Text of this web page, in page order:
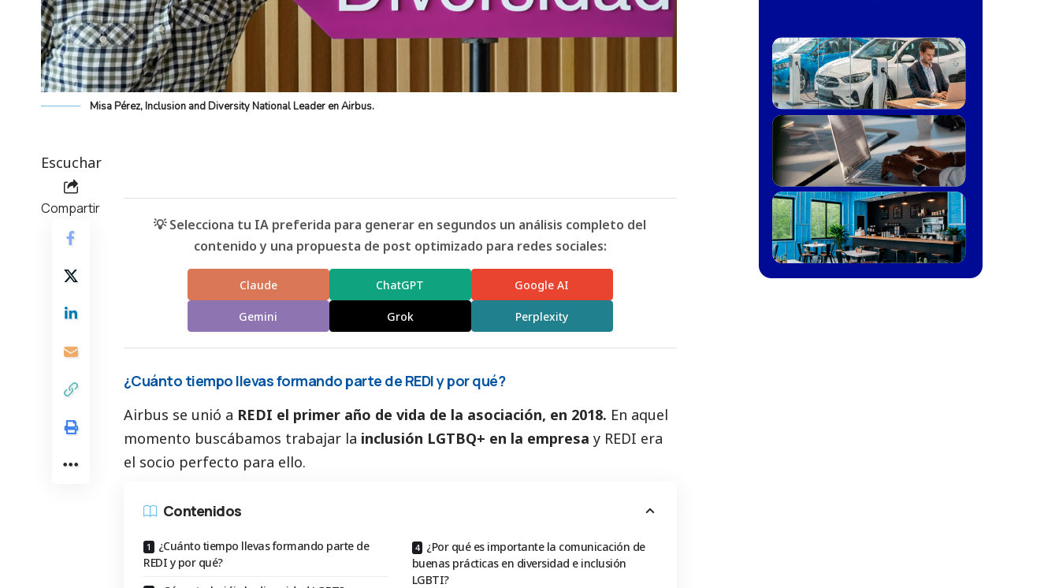
Misa Pérez, Inclusion and Diversity National Leader en Airbus.
Escuchar
Compartir
💡 Selecciona tu IA preferida para generar en segundos un análisis completo del
contenido y una propuesta de post optimizado para redes sociales:
Claude ChatGPT Google AI
Gemini Grok Perplexity
¿Cuánto tiempo llevas formando parte de REDI y por qué?
Airbus se unió a REDI el primer año de vida de la asociación, en 2018. En aquel
momento buscábamos trabajar la inclusión LGTBQ+ en la empresa y REDI era
el socio perfecto para ello.
Contenidos
¿Cuánto tiempo llevas formando parte de
REDI y por qué?
¿Por qué es importante la comunicación de
buenas prácticas en diversidad e inclusión
LGBTI?